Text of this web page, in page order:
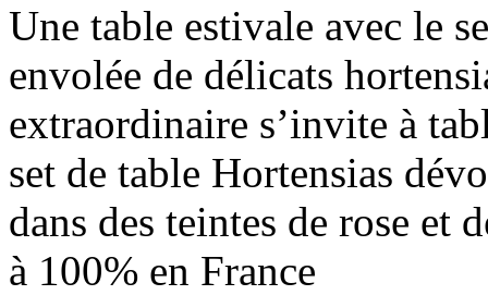
Une table estivale avec le
envolée de délicats
extraordinaire s’invite à
set de table Hortensias
dans des teintes de rose
à 100% en France